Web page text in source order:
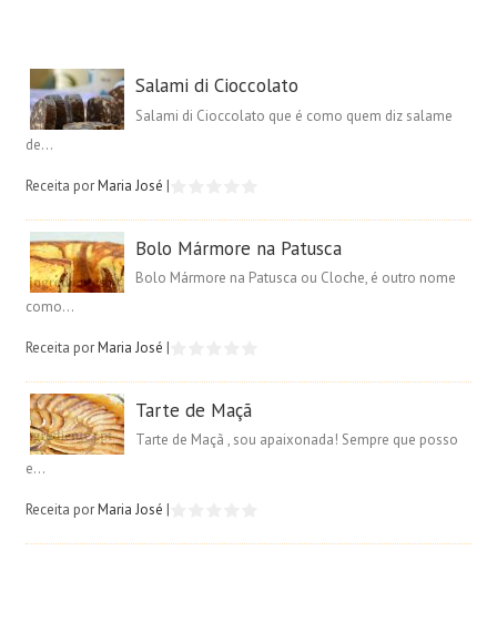
Salami di Cioccolato
Salami di Cioccolato que é como quem diz salame
de...
Receita porMaria José |
Bolo Mármore na Patusca
Bolo Mármore na Patusca ou Cloche, é outro nome
como...
Receita porMaria José |
Tarte de Maçã
Tarte de Maçã , sou apaixonada! Sempre que posso
e...
Receita porMaria José |